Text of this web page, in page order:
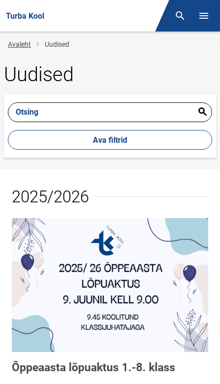
Turba Kool Otsing
Jälglink
Avaleht Uudised
Uudised
Otsing
Ava filtrid
2025/2026
Õppeaasta lõpuaktus 1.-8. klass